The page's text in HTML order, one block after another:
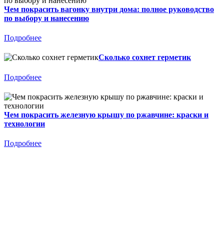
Чем покрасить вагонку внутри дома: полное руководство
по выбору и нанесению
Подробнее
Сколько сохнет герметик
Подробнее
Чем покрасить железную крышу по ржавчине: краски и
технологии
Подробнее